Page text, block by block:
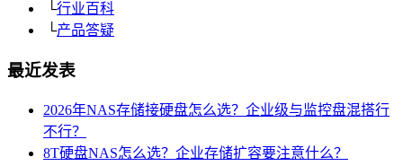
└行业百科
└产品答疑
最近发表
2026年NAS存储接硬盘怎么选？企业级与监控盘混搭行
不行？
8T硬盘NAS怎么选？企业存储扩容要注意什么？